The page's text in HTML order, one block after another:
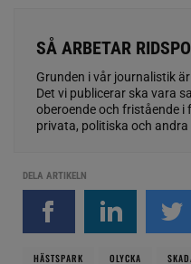
SÅ ARBETAR
Grunden i vår journalistik
Det vi publicerar ska vara
oberoende och fristående i
privata, politiska och andra
DELA ARTIKELN
HÄSTSPARK OLYCKA